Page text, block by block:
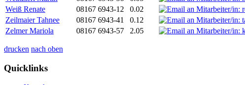
Weiß Renate
08167 6943-12 0.02
Zeilmaier Tahnee
08167 6943-41 0.12
Zelmer Mariola
08167 6943-57 2.05
drucken nach oben
Quicklinks